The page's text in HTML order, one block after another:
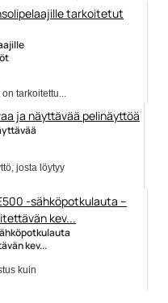
tarkoitettu...
josta löytyy
kev...
kuin